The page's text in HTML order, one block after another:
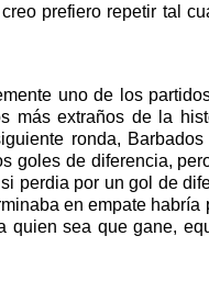
prefiero repetir tal
uno de los
más extraños de la
ronda,
goles de diferencia,
perdia por un gol de
en empate habría
quien sea que gane,